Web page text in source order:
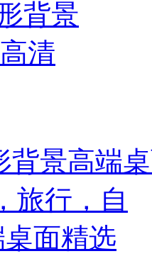
背景高端